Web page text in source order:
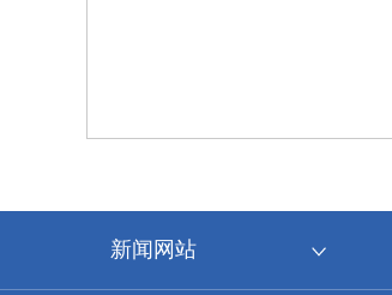
新闻网站